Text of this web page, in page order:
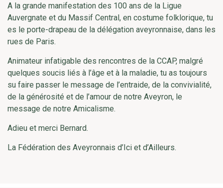
A la grande manifestation des 100 ans de la Ligue
Auvergnate et du Massif Central, en costume folklorique, tu
es le porte-drapeau de la délégation aveyronnaise, dans les
rues de Paris.
Animateur infatigable des rencontres de la CCAP, malgré
quelques soucis liés à l’âge et à la maladie, tu as toujours
su faire passer le message de l’entraide, de la convivialité,
de la générosité et de l’amour de notre Aveyron, le
message de notre Amicalisme.
Adieu et merci Bernard.
La Fédération des Aveyronnais d’Ici et d’Ailleurs.